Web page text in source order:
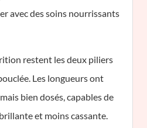
avec des soins nourrissants
restent les deux piliers
Les longueurs ont
bien dosés, capables de
et moins cassante.